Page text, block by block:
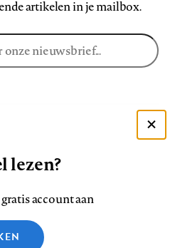
artikelen in je mailbox.
Privacy
lezen?
account aan